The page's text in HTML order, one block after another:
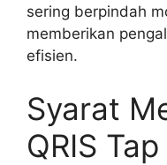
sering berpindah
memberikan
efisien.
Syarat
QRIS Tap